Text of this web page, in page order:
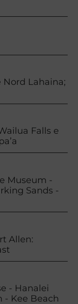
Lahaina;
Falls e
Museum -
Sands -
Allen:
- Hanalei
- Kee Beach